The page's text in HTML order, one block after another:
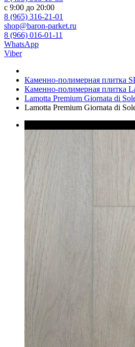
с 9:00 до 20:00
8 (965) 316-21-01
shop@baron-parket.ru
8 (966) 016-01-11
WhatsApp
Viber
Каменно-полимерная плитка
Каменно-полимерная плитка
Lamotta Premium Giornata di
Lamotta Premium Giornata di